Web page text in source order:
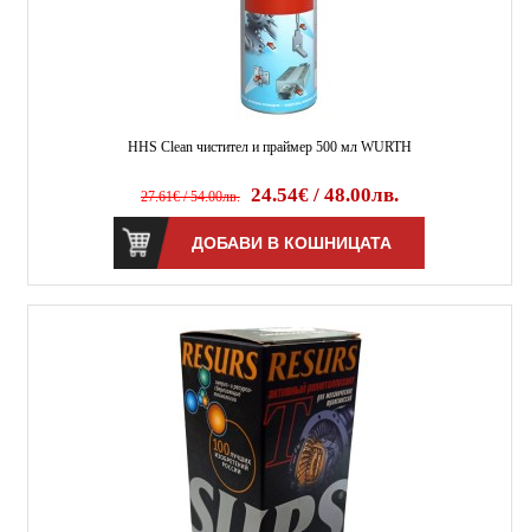
HHS Clean чистител и праймер 500 мл WURTH
27.61€ / 54.00лв. 24.54€ / 48.00лв.